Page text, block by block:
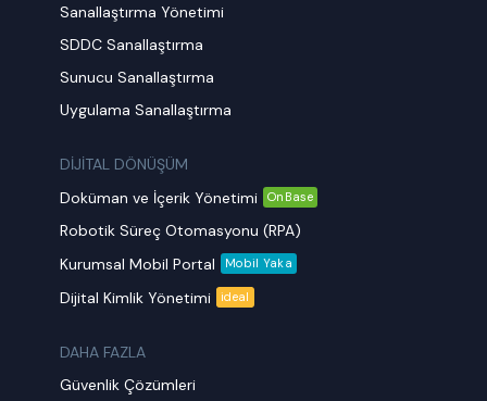
Sanallaştırma Yönetimi
SDDC Sanallaştırma
Sunucu Sanallaştırma
Uygulama Sanallaştırma
DİJİTAL DÖNÜŞÜM
Doküman ve İçerik Yönetimi
OnBase
Robotik Süreç Otomasyonu (RPA)
Kurumsal Mobil Portal
Mobil Yaka
Dijital Kimlik Yönetimi ideal
DAHA FAZLA
Güvenlik Çözümleri